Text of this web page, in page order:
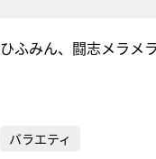
ひふみん、闘志メラメ
バラエティ